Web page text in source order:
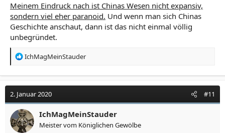
Meinem Eindruck nach ist Chinas Wesen nicht expansiv,
sondern viel eher paranoid. Und wenn man sich Chinas
Geschichte anschaut, dann ist das nicht einmal völlig
unbegründet.
R
a
t
i
o
n
e
IchMagMeinStauder
2. Januar 2020 #11
IchMagMeinStauder
Meister vom Königlichen Gewölbe